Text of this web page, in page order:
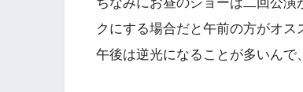
クにする場合だと午前の方がオス
午後は逆光になることが多いんで